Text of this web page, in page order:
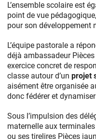
L’ensemble scolaire est
point de vue
pour son développement
L’équipe pastorale a
déjà ambassadeur
exercice concret de
classe autour d’un projet
aisément être organisée
donc fédérer et
Sous l’impulsion des
maternelle aux
ou ses tirelires Pièces